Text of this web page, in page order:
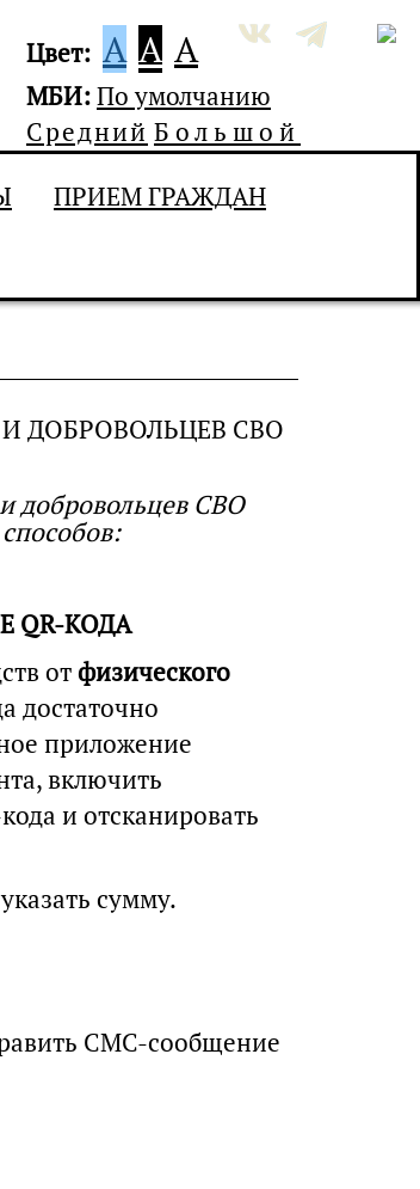
Цвет: A A A
МБИ:По умолчанию
Средний Большой
ПРИЕМ ГРАЖДАН
ДОБРОВОЛЬЦЕВ СВО
добровольцев СВО
QR-КОДА
отфизического
достаточно
приложение
включить
и отсканировать
сумму.
СМС-сообщение